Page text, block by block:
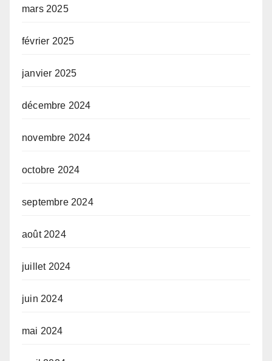
mars 2025
février 2025
janvier 2025
décembre 2024
novembre 2024
octobre 2024
septembre 2024
août 2024
juillet 2024
juin 2024
mai 2024